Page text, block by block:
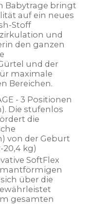
Babytrage bringt
auf ein neues
Stoff
und
den ganzen
und der
maximale
Bereichen.
- 3 Positionen
Die stufenlos
die
von der Geburt
kg)
SoftFlex
über die
gesamten